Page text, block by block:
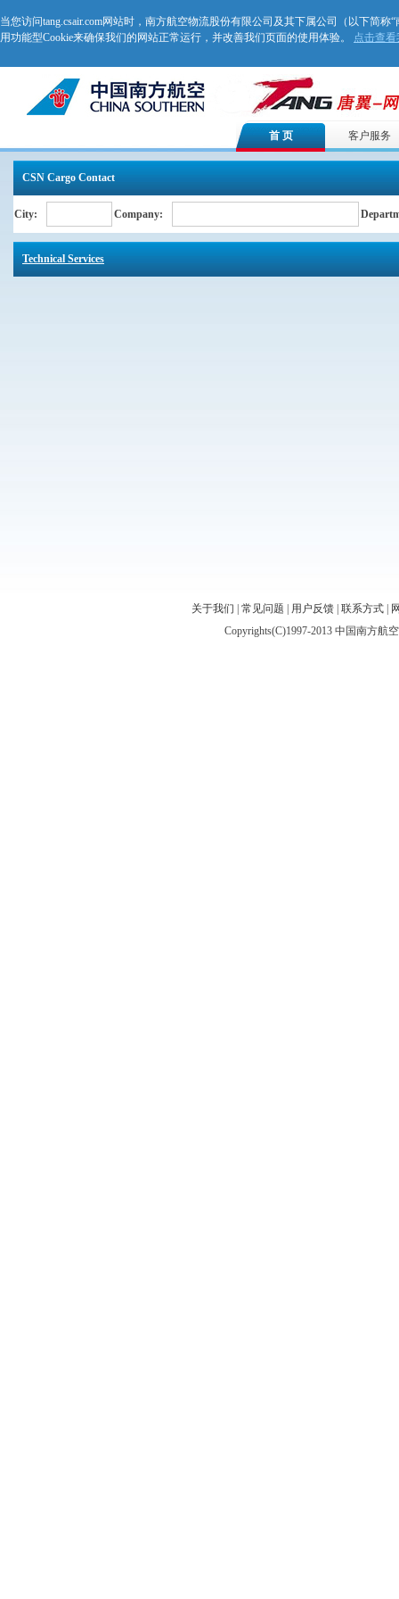
当您访问tang.csair.com网站时，南方航空物流股份有限公司及其下属公司（以下简
用功能型Cookie来确保我们的网站正常运行，并改善我们页面的使用体验。 点击查看
首 页 客户服务
CSN Cargo Contact
City: Company:
Technical Services
关于我们 常见问题 用户反馈| 联系方式|
Copyrights(C)1997-2013 中国南方航